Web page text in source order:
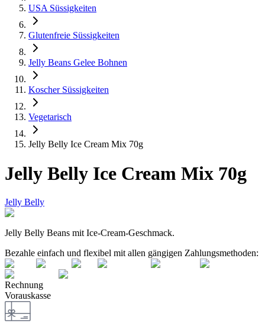
USA Süssigkeiten
Glutenfreie Süssigkeiten
Jelly Beans Gelee Bohnen
Koscher Süssigkeiten
Vegetarisch
Jelly Belly Ice Cream Mix 70g
Jelly Belly Ice Cream Mix 70g
Jelly Belly
Jelly Belly Beans mit Ice-Cream-Geschmack.
Bezahle einfach und flexibel mit allen gängigen Zahlungsmethoden:
Rechnung
Vorauskasse